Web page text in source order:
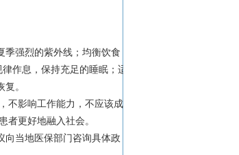
强烈的紫外线；均衡饮食，
作息，保持充足的睡眠；适
。
影响工作能力，不应该成为
者更好地融入社会。
向当地医保部门咨询具体政